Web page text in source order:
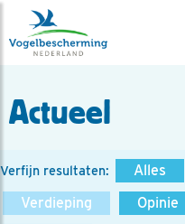
Actueel
Verfijn resultaten: Alles
Verdieping
Opinie